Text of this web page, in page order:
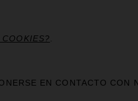
EN CONTACTO CON